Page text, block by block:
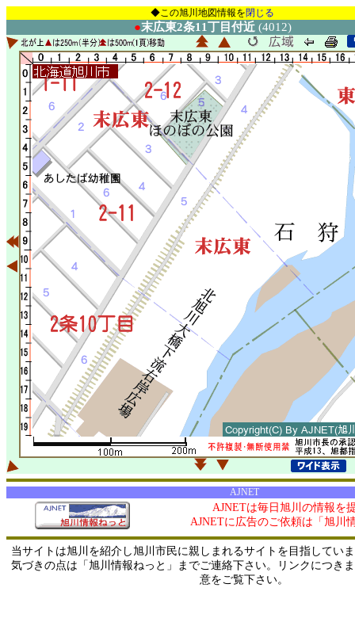
◆この旭川地図情報を閉じる
●末広東2条11丁目付近(4012)
AJNET
AJNETは毎日旭川の情報を
AJNETに広告のご依頼は「旭川
当サイトは旭川を紹介し旭川市民に親しまれるサイトを目指してい
気づきの点は「旭川情報ねっと」までご連絡下さい。リンクにつき
意をご覧下さい。